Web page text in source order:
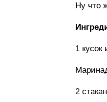
Ну что
1 кусок
2